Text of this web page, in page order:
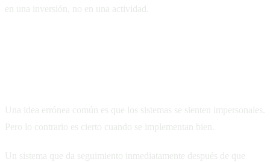
en una inversión, no en una actividad.
Una idea errónea común es que los sistemas se sienten impersonales.
Pero lo contrario es cierto cuando se implementan bien.
Un sistema que da seguimiento inmediatamente después de que